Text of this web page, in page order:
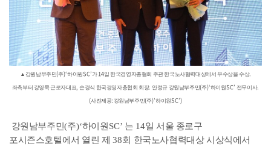
▲ 강원남부주민(주)‘하이원SC’ 가 14일 한국경영자총협회 주관 한국노사협력대상에서 우수상을 수상.
좌측부터 강영묵 근로자대표,손경식 한국경영자총협회 회장. 안정규 강원남부주민(주)‘하이원SC’ 전무이사.
(사진제공: 강원남부주민(주)’하이원SC’)
강원남부주민(주)‘하이원 SC’ 는 14일 서울 종로구
포시즌스호텔에서 열린 제38회 한국노사협력대상 시상식에서